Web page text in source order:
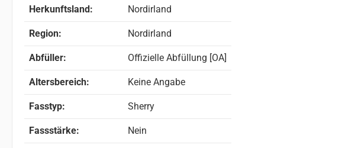
Herkunftsland: Nordirland
Region: Nordirland
Abfüller: Offizielle Abfüllung [OA]
Altersbereich: Keine Angabe
Fasstyp: Sherry
Fassstärke: Nein